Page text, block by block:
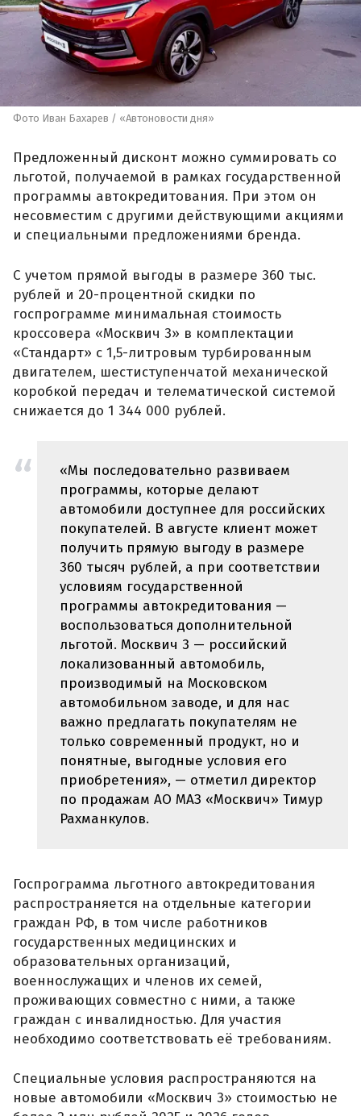
Фото Иван Бахарев / «Автоновости дня»
Предложенный дисконт можно суммировать со
льготой, получаемой в рамках государственной
программы автокредитования. При этом он
несовместим с другими действующими акциями
и специальными предложениями бренда.
С учетом прямой выгоды в размере 360 тыс.
рублей и 20-процентной скидки по
госпрограмме минимальная стоимость
кроссовера «Москвич 3» в комплектации
«Стандарт» с 1,5-литровым турбированным
двигателем, шестиступенчатой механической
коробкой передач и телематической системой
снижается до 1 344 000 рублей.
«Мы последовательно развиваем
программы, которые делают
автомобили доступнее для российских
покупателей. В августе клиент может
получить прямую выгоду в размере
360 тысяч рублей, а при соответствии
условиям государственной
программы автокредитования —
воспользоваться дополнительной
льготой. Москвич 3 — российский
локализованный автомобиль,
производимый на Московском
автомобильном заводе, и для нас
важно предлагать покупателям не
только современный продукт, но и
понятные, выгодные условия его
приобретения», — отметил директор
по продажам АО МАЗ «Москвич» Тимур
Рахманкулов.
Госпрограмма льготного автокредитования
распространяется на отдельные категории
граждан РФ, в том числе работников
государственных медицинских и
образовательных организаций,
военнослужащих и членов их семей,
проживающих совместно с ними, а также
граждан с инвалидностью. Для участия
необходимо соответствовать её требованиям.
Специальные условия распространяются на
новые автомобили «Москвич 3» стоимостью не